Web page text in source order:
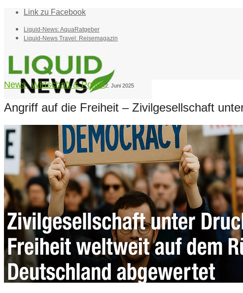
Link zu Facebook
Liquid-News: AquaRatgeber
Liquid-News Travel: Reisemagazin
Suche
Menü Menü
News,Wirtschaft & Politik2. Juni 2025
Angriff auf die Freiheit – Zivilgesellschaft